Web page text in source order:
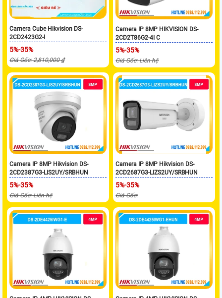
Camera Cube Hikvision DS-
2CD2423G2-I
5%-35%
Giá Gốc: 2,810,000 ₫
Camera IP 8MP HIKVISION DS-
2CD2T86G2-4I C
5%-35%
Giá Gốc: Liên hệ
Camera IP 8MP Hikvision DS-
2CD2387G3-LIS2UY/SRBHUN
5%-35%
Giá Gốc: Liên hệ
Camera IP 8MP Hikvision DS-
2CD2687G3-LIZS2UY/SRBHUN
5%-35%
Giá Gốc: